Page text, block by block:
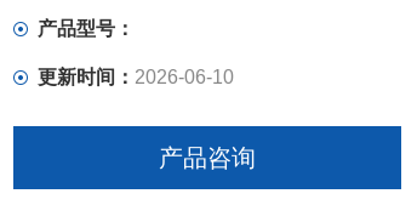
产品型号：
更新时间： 2026-06-10
产品咨询